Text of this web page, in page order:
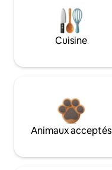
Cuisine
Animaux acceptés